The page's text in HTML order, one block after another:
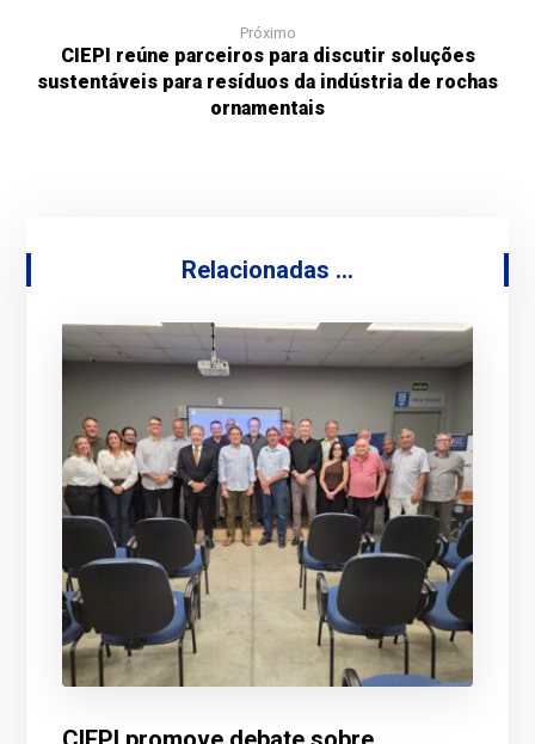
Próximo
CIEPI reúne parceiros para discutir soluções
sustentáveis para resíduos da indústria de rochas
ornamentais
Relacionadas ...